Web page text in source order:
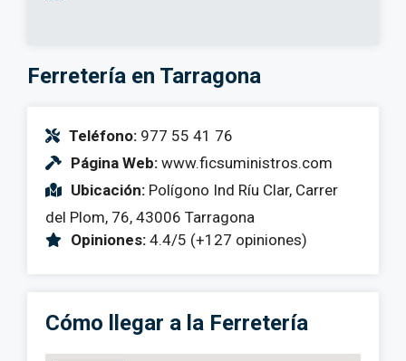
Ferretería en Tarragona
Teléfono: 977 55 41 76
Página Web: www.ficsuministros.com
Ubicación: Polígono Ind Ríu Clar, Carrer
del Plom, 76, 43006 Tarragona
Opiniones: 4.4/5 (+127 opiniones)
Cómo llegar a la Ferretería